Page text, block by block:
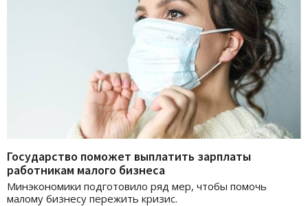
Государство поможет выплатить зарплаты
работникам малого бизнеса
Минэкономики подготовило ряд мер, чтобы помочь
малому бизнесу пережить кризис.